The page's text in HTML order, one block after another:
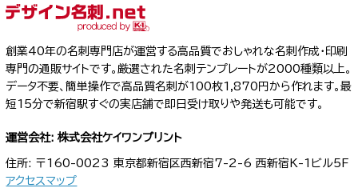
創業40年の名刺専門店が運営する高品質でおしゃれな名刺作成・印刷
専門の通販サイトです。厳選された名刺テンプレートが2000種類以上。
データ不要、簡単操作で高品質名刺が100枚1,870円から作れます。最
短15分で新宿駅すぐの実店舗で即日受け取りや発送も可能です。
運営会社: 株式会社ケイワンプリント
住所: 〒160-0023 東京都新宿区西新宿7-2-6 西新宿K-1ビル5F
アクセスマップ